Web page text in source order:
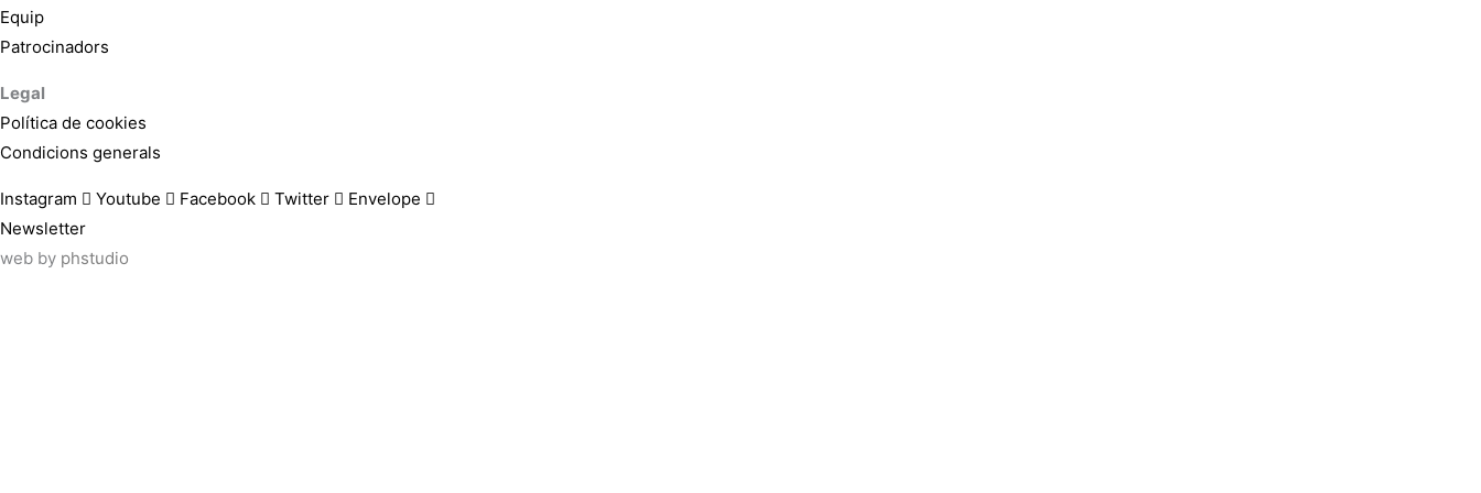
Equip
Patrocinadors
Legal
Política de cookies
Condicions generals
Instagram Youtube Facebook Twitter
Envelope
Newsletter
web by phstudio